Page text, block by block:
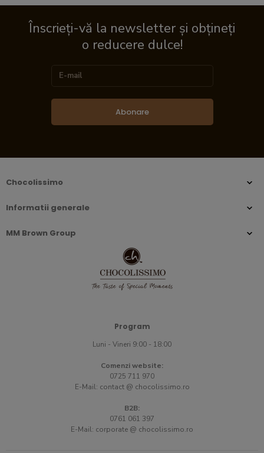
Înscrieți-vă la newsletter și obțineți
o reducere dulce!
Abonare
Chocolissimo
Informatii generale
MM Brown Group
Program
Luni - Vineri 9:00 - 18:00
Comenzi website:
0725 711 970
E-Mail: contact @ chocolissimo.ro
B2B:
0761 061 397
E-Mail: corporate @ chocolissimo.ro